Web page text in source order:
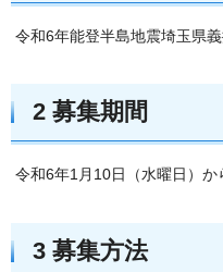
令和6年能登半島地震埼玉県
2 募集期間
令和6年1月10日（水曜日）か
3 募集方法